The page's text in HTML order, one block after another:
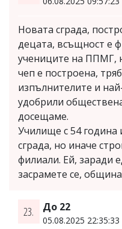
Новата сграда,
децата, всъщност е
учениците на ППМГ,
чеп е построена,
изпълнителите и
удобрили
досещаме.
Училище с 54 година
сграда, но иначе
филиали. Ей, заради
засрамете се, община
23. До 22
05.08.2025 22:35:33